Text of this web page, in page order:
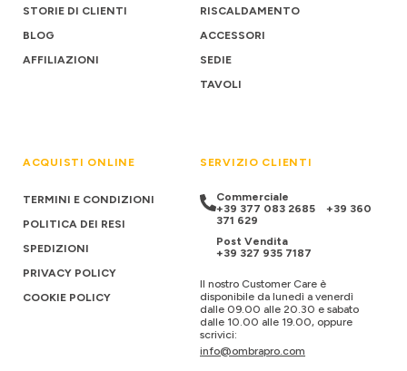
STORIE DI CLIENTI
BLOG
AFFILIAZIONI
RISCALDAMENTO
ACCESSORI
SEDIE
TAVOLI
ACQUISTI ONLINE
TERMINI E CONDIZIONI
POLITICA DEI RESI
SPEDIZIONI
PRIVACY POLICY
COOKIE POLICY
SERVIZIO CLIENTI
Commerciale
+39 377 083 2685
+39 360
371 629
Post Vendita
+39 327 935 7187
Il nostro Customer Care è
disponibile da lunedì a venerdì
dalle 09.00 alle 20.30 e sabato
dalle 10.00 alle 19.00, oppure
scrivici:
info@ombrapro.com